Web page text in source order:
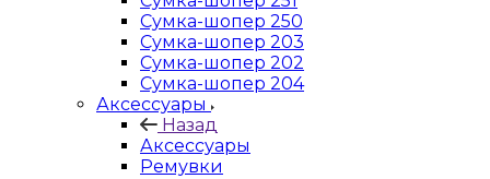
Сумка-шопер 250
Сумка-шопер 203
Сумка-шопер 202
Сумка-шопер 204
Аксессуары
Назад
Аксессуары
Ремувки